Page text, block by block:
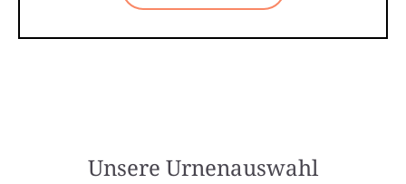
Unsere Urnenauswahl